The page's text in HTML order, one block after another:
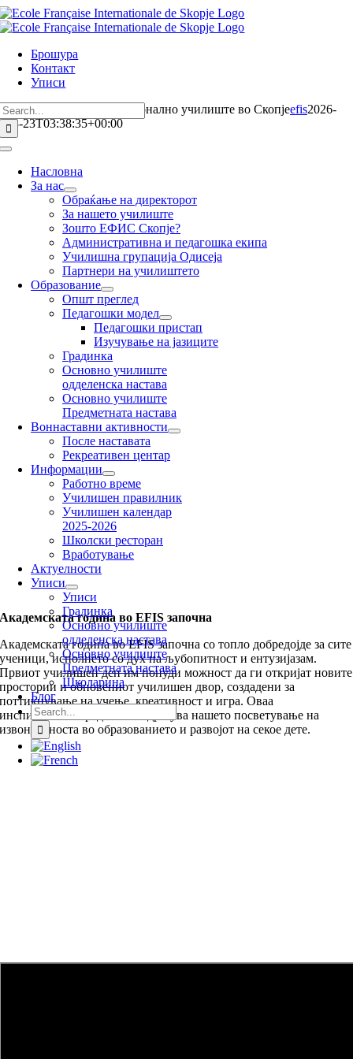
Skip
to
Брошурa
Контакт
Уписи
Toggle
NavigationНасловна
За нас
Обраќање на директорот
За нашето училиште
Зошто ЕФИС Скопје?
Административна и педагошка екипа
Училишна групација Oдисеја
Партнери на училиштето
Образование
Општ преглед
Педагошки модел
Педагошки пристап
Изучување на јазиците
Градинка
Основно училиште
одделенска настава
Oсновно училиште
Предметната настава
Воннаставни активности
После наставата
Рекреативен центар
Информации
Работно време
Училишен правилник
Училишен календар
2025-2026
Школски ресторан
Вработување
Актуелности
Уписи
Уписи
Градинка
Основно училиште
одделенска настава
Oсновно училиште
Предметната настава
Школарина
Блог
Search
for:
Француското интернационално училиште во Скопјеefis2026-
03-23T03:38:35+00:00
Академската година во EFIS започна
Академската година во EFIS започна со топло добредојде за сите
ученици, исполнето со дух на љубопитност и ентузијазам.
Првиот училишен ден им понуди можност да ги откријат новите
простории и обновениот училишен двор, создадени за
поттикнување на учење, креативност и игра. Оваа
инспиративна средина го одразува нашето посветување на
извонредноста во образованието и развојот на секое дете.